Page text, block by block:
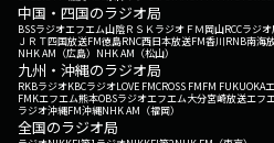
中国・四国のラジオ局
BSSラジオエフエム山陰ＲＳＫラジオ ＦＭ岡山RCCラジオ
ＪＲＴ四国放送FM徳島RNC西日本放送FM香川RNB南海
NHK AM（広島） NHK AM（松山）
九州・沖縄のラジオ局
RKBラジオKBCラジオLOVE FMCROSS FMFM FUKUOKA
FMKエフエム熊本OBSラジオエフエム大分宮崎放送エフ
ラジオ沖縄FM沖縄NHK AM（福岡）
全国のラジオ局